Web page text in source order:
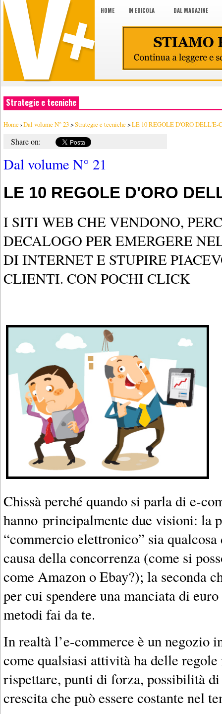
HOME IN EDICOLA DAL MAGAZINE
Strategie e tecniche
Home ›Dal volume N° 23>Strategie e tecniche >LE 10 REGOLE D'ORO DELL'E-
Share on:
Dal volume N° 21
LE 10 REGOLE D'ORO
I SITI WEB CHE VENDONO,
DECALOGO PER EMERGERE
DI INTERNET E STUPIRE
CLIENTI. CON POCHI CLICK
Chissà perché quando si parla di e-
hanno principalmente due visioni: la
“commercio elettronico” sia
causa della concorrenza (come si
come Amazon o Ebay?); la seconda
per cui spendere una manciata di
metodi fai da te.
In realtà l’e-commerce è un negozio
come qualsiasi attività ha delle
rispettare, punti di forza, possibilità
crescita che può essere costante nel